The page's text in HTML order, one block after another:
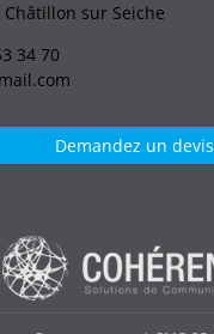
Châtillon sur Seiche
34 70
Demandez un devis